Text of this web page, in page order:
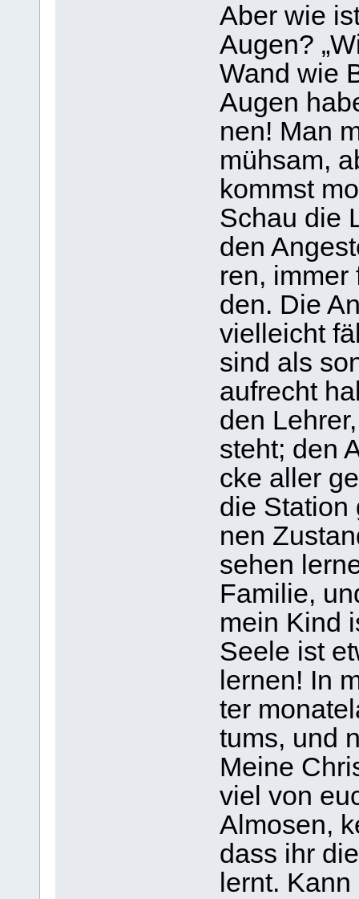
Aber wie
Augen?
Wand wie
Augen
nen! Man
müh­sam,
kommst
Schau die
den
ren,
den. Die
viel­leicht
sind als
auf­recht
den
steht; den
cke aller
die
nen
sehen
Fami­lie,
mein Kind
Seele ist
ler­nen! In
ter
tums, und
Meine
viel von
Almo­sen,
dass ihr
lernt.